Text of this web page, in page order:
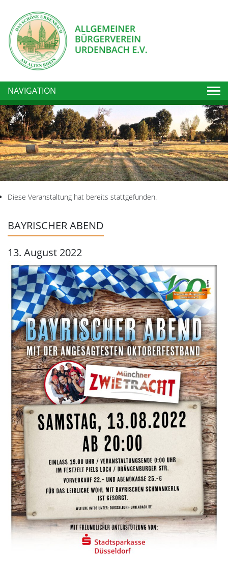
NAVIGATION
Diese Veranstaltung hat bereits stattgefunden.
BAYRISCHER ABEND
13. August 2022